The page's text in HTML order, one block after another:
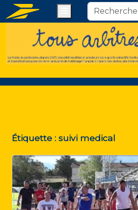
Étiquette : suivi medical